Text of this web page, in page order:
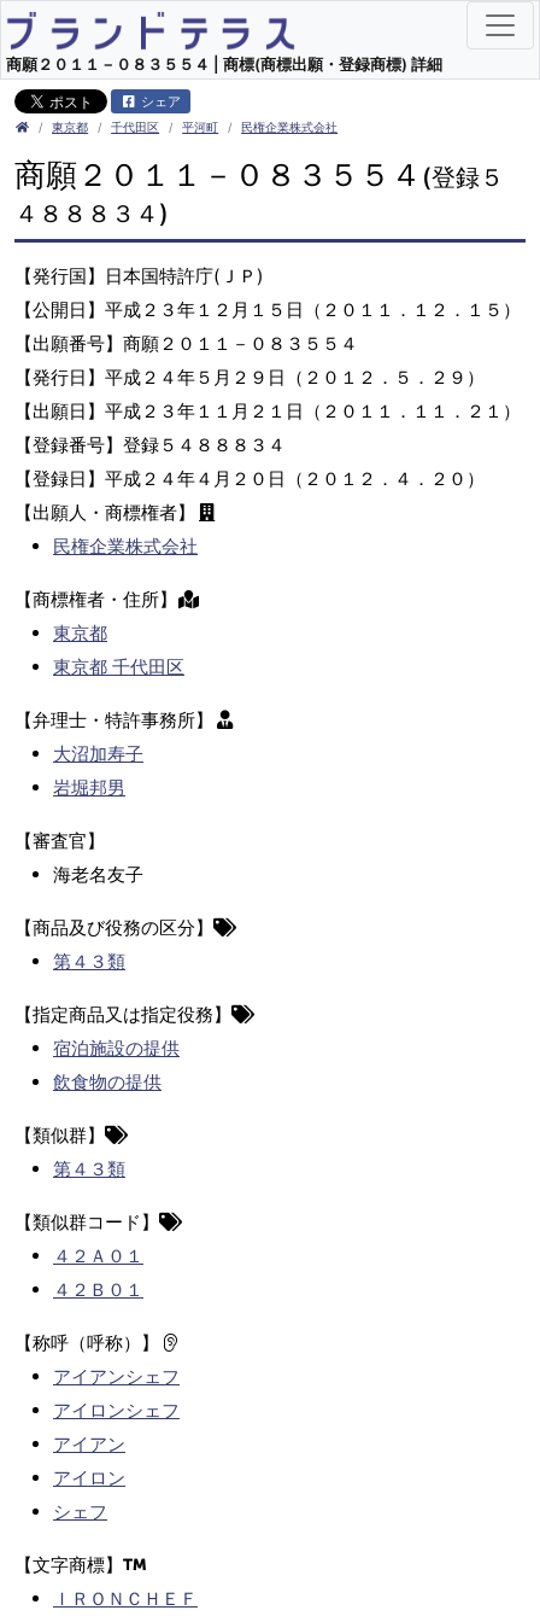
商願２０１１－０８３５５４ | 商標(商標出願・登録商標) 詳細
シェア
東京都 千代田区 平河町 民権企業株式会社
商願２０１１－０８３５５４ (登録５
４８８８３４)
【発行国】日本国特許庁(ＪＰ)
【公開日】平成２３年１２月１５日（２０１１．１２．１５）
【出願番号】商願２０１１－０８３５５４
【発行日】平成２４年５月２９日（２０１２．５．２９）
【出願日】平成２３年１１月２１日（２０１１．１１．２１）
【登録番号】登録５４８８８３４
【登録日】平成２４年４月２０日（２０１２．４．２０）
【出願人・商標権者】
民権企業株式会社
【商標権者・住所】
東京都
東京都 千代田区
【弁理士・特許事務所】
大沼加寿子
岩堀邦男
【審査官】
海老名友子
【商品及び役務の区分】
第４３類
【指定商品又は指定役務】
宿泊施設の提供
飲食物の提供
【類似群】
第４３類
【類似群コード】
４２Ａ０１
４２Ｂ０１
【称呼（呼称）】
アイアンシェフ
アイロンシェフ
アイアン
アイロン
シェフ
【文字商標】
ＩＲＯＮＣＨＥＦ